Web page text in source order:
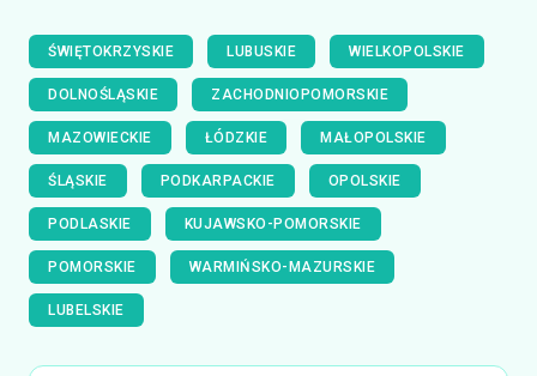
ŚWIĘTOKRZYSKIE LUBUSKIE WIELKOPOLSKIE
DOLNOŚLĄSKIE ZACHODNIOPOMORSKIE
MAZOWIECKIE ŁÓDZKIE MAŁOPOLSKIE
ŚLĄSKIE PODKARPACKIE OPOLSKIE
PODLASKIE KUJAWSKO-POMORSKIE
POMORSKIE WARMIŃSKO-MAZURSKIE
LUBELSKIE